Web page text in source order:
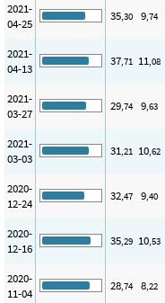
2021-
04-25
35,30 9,74
2021-
04-13
37,71 11,08
2021-
03-27
29,74 9,63
2021-
03-03
31,21 10,62
2020-
12-24
32,47 9,40
2020-
12-16
35,29 10,53
2020-
11-04
28,74 8,22